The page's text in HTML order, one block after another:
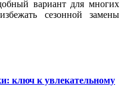
вариант для многих
сезонной замены
ключ к увлекательному